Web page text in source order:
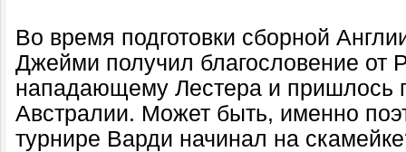
Во время подготовки сборной
Джейми получил благословение от
нападающему Лестера и пришлось
Австралии. Может быть, именно
турнире Варди начинал на